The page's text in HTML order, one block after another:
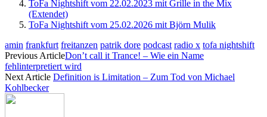
ToFa Nightshift vom 22.02.2023 mit Grille in the Mix
(Extendet)
ToFa Nightshift vom 25.02.2026 mit Björn Mulik
amin frankfurt freitanzen patrik dore podcast radio x tofa nightshift
Previous ArticleDon’t call it Trance! – Wie ein Name
fehlinterpretiert wird
Next Article Definition is Limitation – Zum Tod von Michael
Kohlbecker